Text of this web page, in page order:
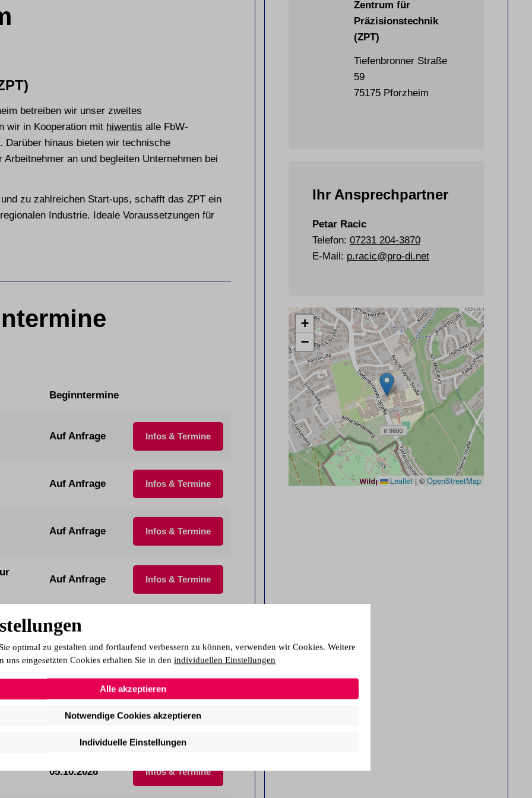
betreiben wir unser zweites
wir in Kooperation mit hiwentis alle FbW-
Darüber hinaus bieten wir technische
an und begleiten Unternehmen bei
zu zahlreichen Start-ups, schafft das ZPT ein
Industrie. Ideale Voraussetzungen für
Beginntermine
Auf Anfrage Infos & Termine
Auf Anfrage Infos & Termine
Auf Anfrage Infos & Termine
Auf Anfrage Infos & Termine
01.09.2026
05.10.2026 Infos & Termine
05.10.2026 Infos & Termine
Zentrum für
Präzisionstechnik
(ZPT)
Tiefenbronner Straße
59
75175 Pforzheim
Ihr Ansprechpartner
Petar Racic
Telefon: 07231204-3870
E-Mail: p.racic@pro-di.net
+
−
Leaflet |©OpenStreetMap
optimal zu gestalten und fortlaufend verbessern zu können, verwenden wir Cookies. Weitere
uns eingesetzten Cookies erhalten Sie in den individuellen Einstellungen
Alle akzeptieren
Notwendige Cookies akzeptieren
Individuelle Einstellungen